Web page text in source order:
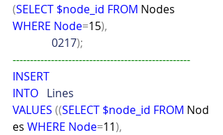
(SELECT $node_id FROM Nodes
WHERE Node=15),
0217);
---------------------------------------------------
INSERT
INTO Lines
VALUES ((SELECT $node_id FROM Nod
es WHERE Node=11),